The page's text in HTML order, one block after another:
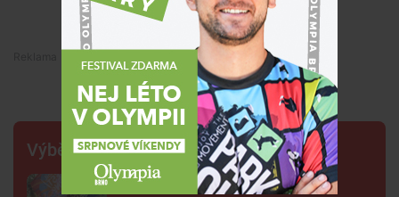
Premium
Výběr šéfredaktora
FOTO: Ulicemi Brna se prohnal